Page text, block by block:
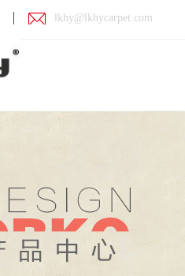
lkhy@lkhycarpet.com